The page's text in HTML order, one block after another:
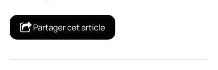
Partager cet article